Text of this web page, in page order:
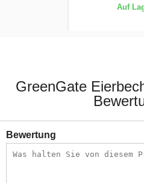
Auf
GreenGate
Bewertung